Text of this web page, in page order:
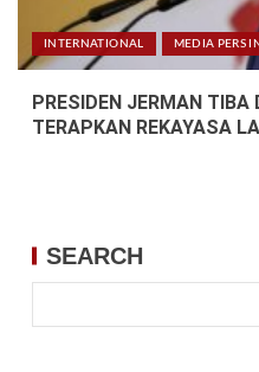
INTERNATIONAL MEDIA PERS
PRESIDEN JERMAN
TERAPKAN REKAYASA
SEARCH